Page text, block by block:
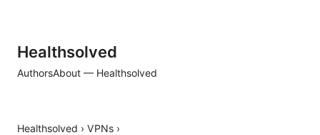
Healthsolved
AuthorsAbout — Healthsolved
Healthsolved › VPNs ›